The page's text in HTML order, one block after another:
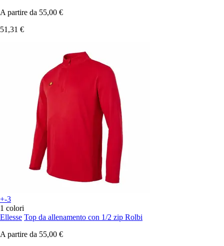
A partire da 55,00 €
51,31 €
+-3
1 colori
Ellesse Top da allenamento con 1/2 zip Rolbi
A partire da 55,00 €